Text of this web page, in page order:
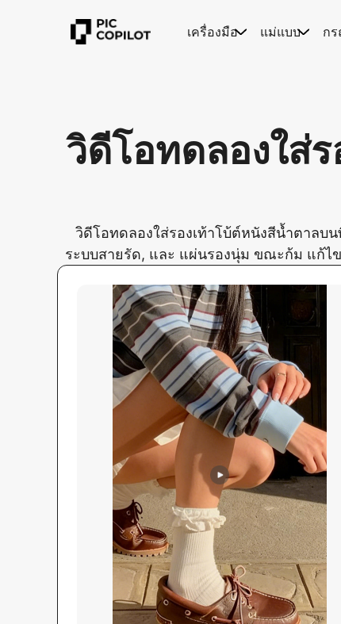
เครื่องมือ แม่แบบ ก
วิดีโอทดลองใส่
วิดีโอทดลองใส่รองเท้าโบ้ต์หนังสีน้ำตาลบ
ระบบสายรัด, และ แผ่นรองนุ่ม ขณะก้ม แก้ไ